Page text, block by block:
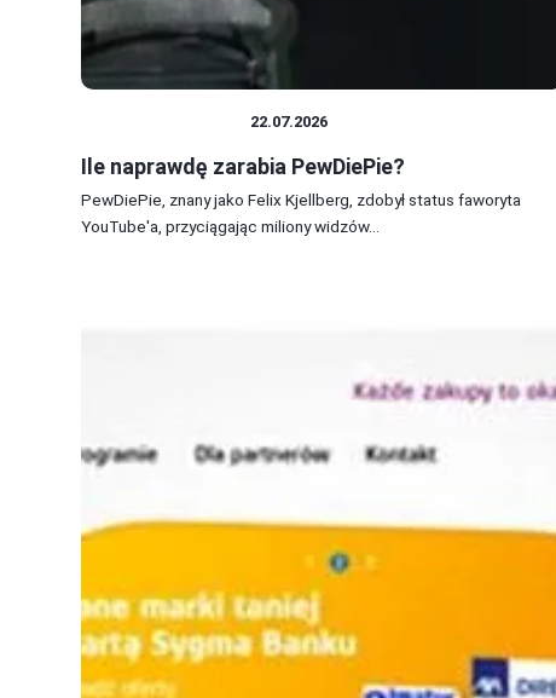
22.07.2026
Ile naprawdę zarabia PewDiePie?
PewDiePie, znany jako Felix Kjellberg, zdobył status faworyta
YouTube'a, przyciągając miliony widzów...